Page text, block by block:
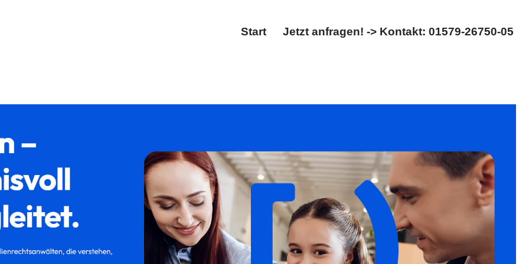
Start Jetzt anfragen! -> Kontakt: 01579-26750-05
➡ 𝐟𝐚𝐦𝐢𝐥𝐮𝐦, Ihr Rechtsanwaltskanzlei. Ihr Erfolg beginnt hier ✉.